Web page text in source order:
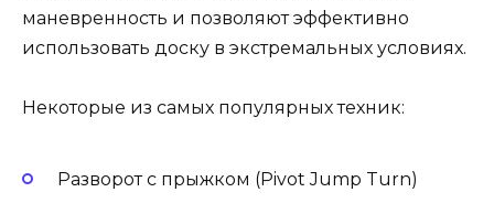
маневренность и позволяют эффективно
использовать доску в экстремальных условиях.
Некоторые из самых популярных техник:
Разворот с прыжком (Pivot Jump Turn)